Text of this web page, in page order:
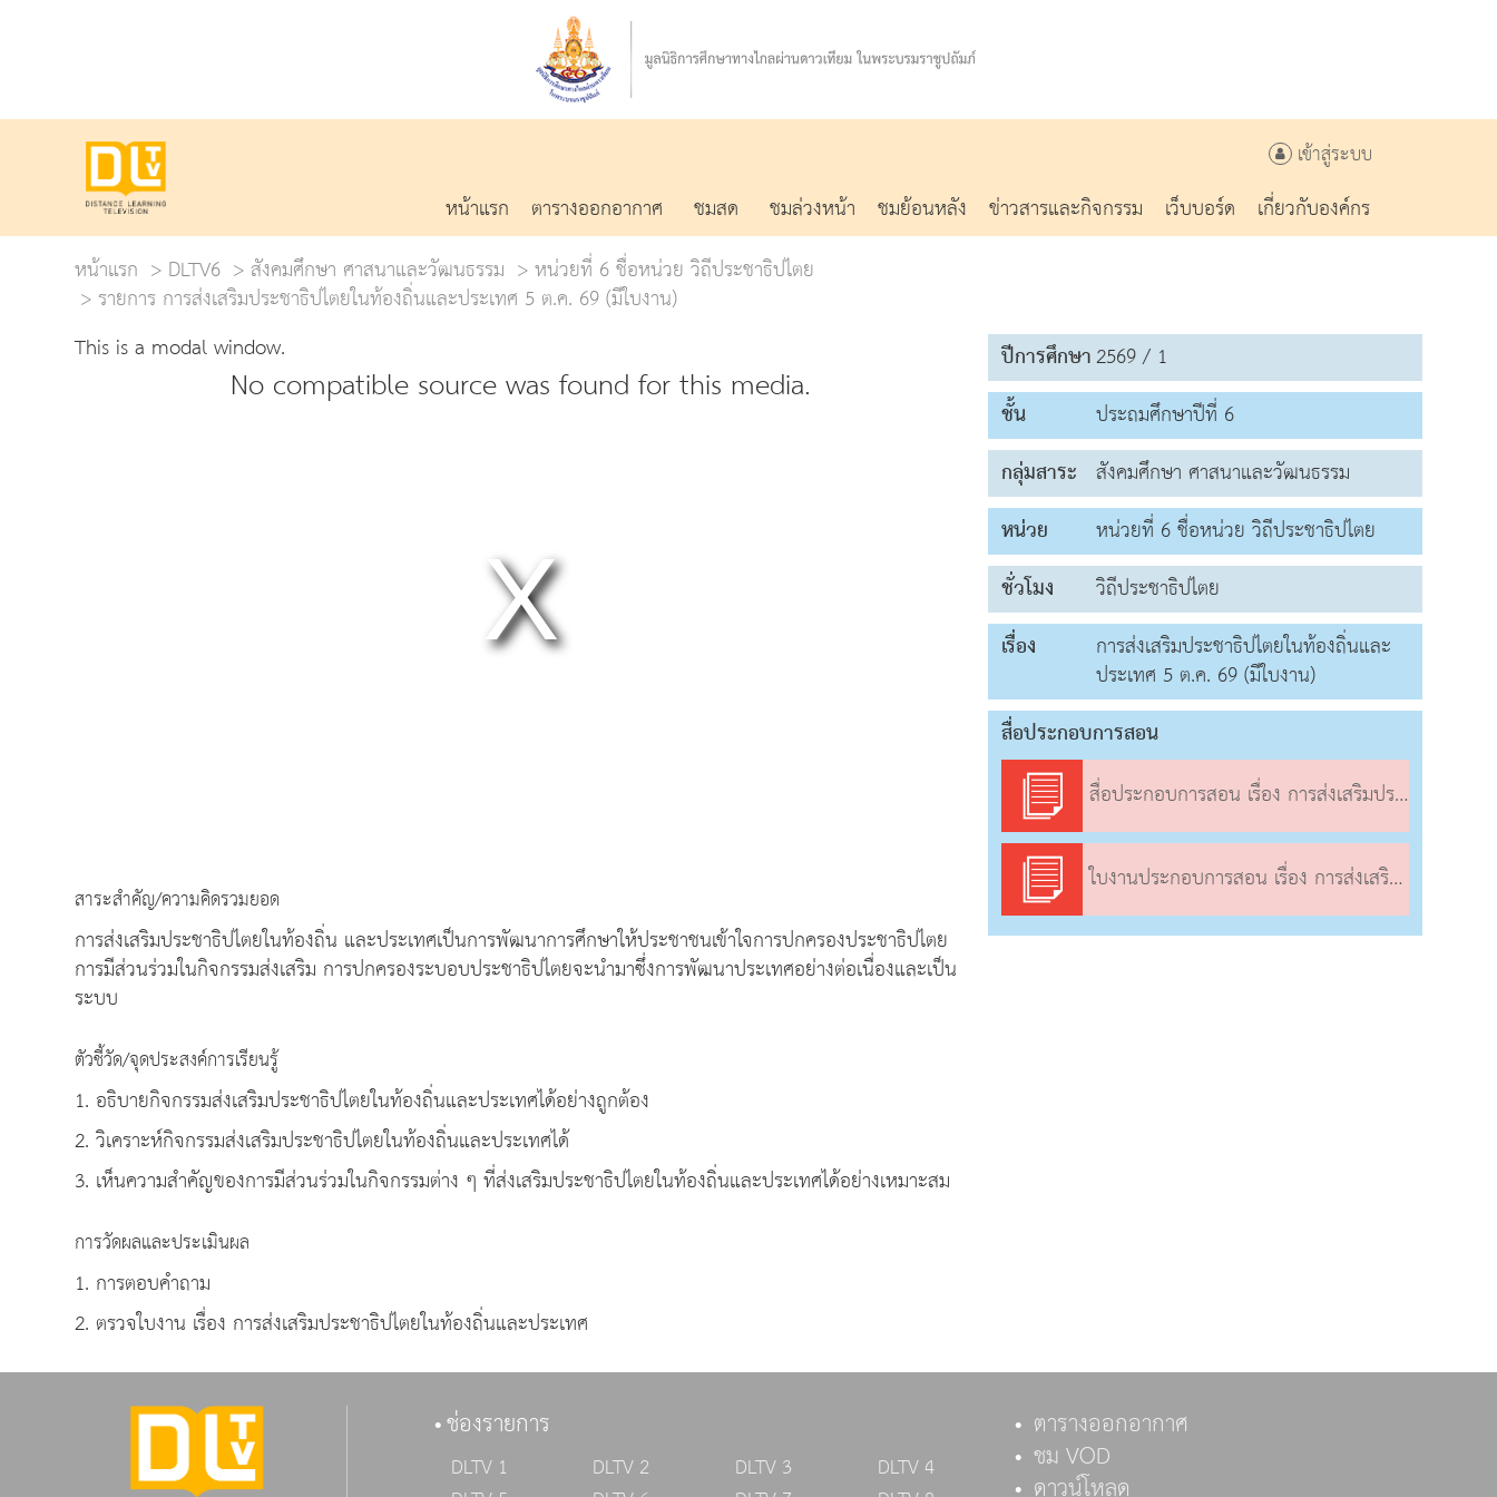
เข้าสู่ระบบ
หน้าแรก ตารางออกอากาศ ชมสด ชมล่วงหน้า ชมย้อนหลัง ข่าวสารและกิจกรรม เว็บบอร์ด
เกี่ยวกับองค์กร
หน้าแรก
DLTV6 สังคมศึกษา ศาสนาและวัฒนธรรม หน่วยที่ 6 ชื่อหน่วย วิถีประชาธิปไตย
รายการ การส่งเสริมประชาธิปไตยในท้องถิ่นและประเทศ 5 ต.ค. 69 (มีใบงาน)
This is a modal window.
No compatible source was found for this media.
สาระสำคัญ/ความคิดรวมยอด
การส่งเสริมประชาธิปไตยในท้องถิ่น และประเทศเป็นการพัฒนาการศึกษาให้ประชาชนเข้าใจการปกครองประชาธิปไตย
การมีส่วนร่วมในกิจกรรมส่งเสริม การปกครองระบอบประชาธิปไตยจะนำมาซึ่งการพัฒนาประเทศอย่างต่อเนื่องและเป็น
ระบบ
ตัวชี้วัด/จุดประสงค์การเรียนรู้
1. อธิบายกิจกรรมส่งเสริมประชาธิปไตยในท้องถิ่นและประเทศได้อย่างถูกต้อง
2. วิเคราะห์กิจกรรมส่งเสริมประชาธิปไตยในท้องถิ่นและประเทศได้
3. เห็นความสำคัญของการมีส่วนร่วมในกิจกรรมต่าง ๆ ที่ส่งเสริมประชาธิปไตยในท้องถิ่นและประเทศได้อย่างเหมาะสม
การวัดผลและประเมินผล
1. การตอบคำถาม
2. ตรวจใบงาน เรื่อง การส่งเสริมประชาธิปไตยในท้องถิ่นและประเทศ
ปีการศึกษา2569 / 1
ชั้น
ประถมศึกษาปีที่ 6
กลุ่มสาระ สังคมศึกษา ศาสนาและวัฒนธรรม
หน่วย
หน่วยที่ 6 ชื่อหน่วย วิถีประชาธิปไตย
ชั่วโมง
วิถีประชาธิปไตย
เรื่อง
การส่งเสริมประชาธิปไตยในท้องถิ่นและ
ประเทศ 5 ต.ค. 69 (มีใบงาน)
สื่อประกอบการสอน
สื่อประกอบการสอน เรื่อง การส่งเสริมประชาธิปไตยในท้องถิ่นและประเทศ
ใบงานประกอบการสอน เรื่อง การส่งเสริมประชาธิปไตยในท้องถิ่นและประเทศ
ช่องรายการ
DLTV 1 DLTV 2 DLTV 3
DLTV 4
ตารางออกอากาศ
ชม VOD